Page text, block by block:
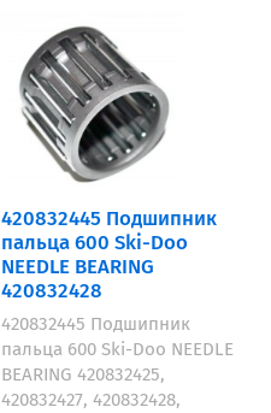
420832445 Подшипник
пальца 600 Ski-Doo
NEEDLE BEARING
420832428
420832445 Подшипник
пальца 600 Ski-Doo NEEDLE
BEARING 420832425,
420832427, 420832428,